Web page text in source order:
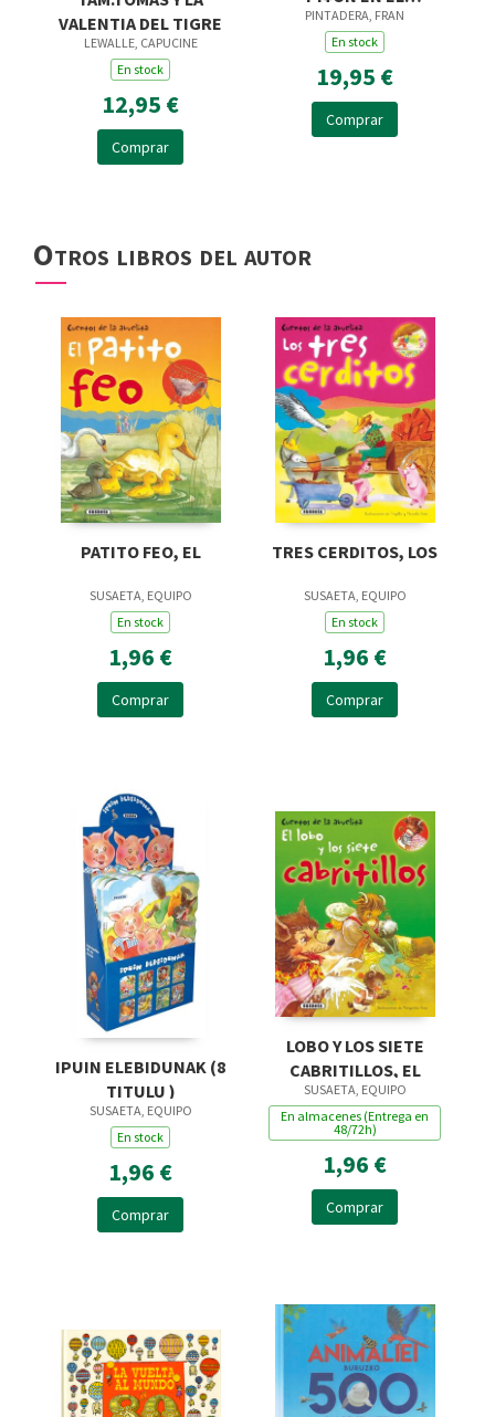
VALENTIA DEL TIGRE
LEWALLE, CAPUCINE
En stock
12,95 €
Comprar
CAMPING
PINTADERA, FRAN
En stock
19,95 €
Comprar
Otros libros del autor
PATITO FEO, EL
SUSAETA, EQUIPO
En stock
1,96 €
Comprar
TRES CERDITOS, LOS
SUSAETA, EQUIPO
En stock
1,96 €
Comprar
IPUIN ELEBIDUNAK (8
TITULU )
SUSAETA, EQUIPO
En stock
1,96 €
Comprar
LOBO Y LOS SIETE
CABRITILLOS, EL
SUSAETA, EQUIPO
En almacenes (Entrega en
48/72h)
1,96 €
Comprar